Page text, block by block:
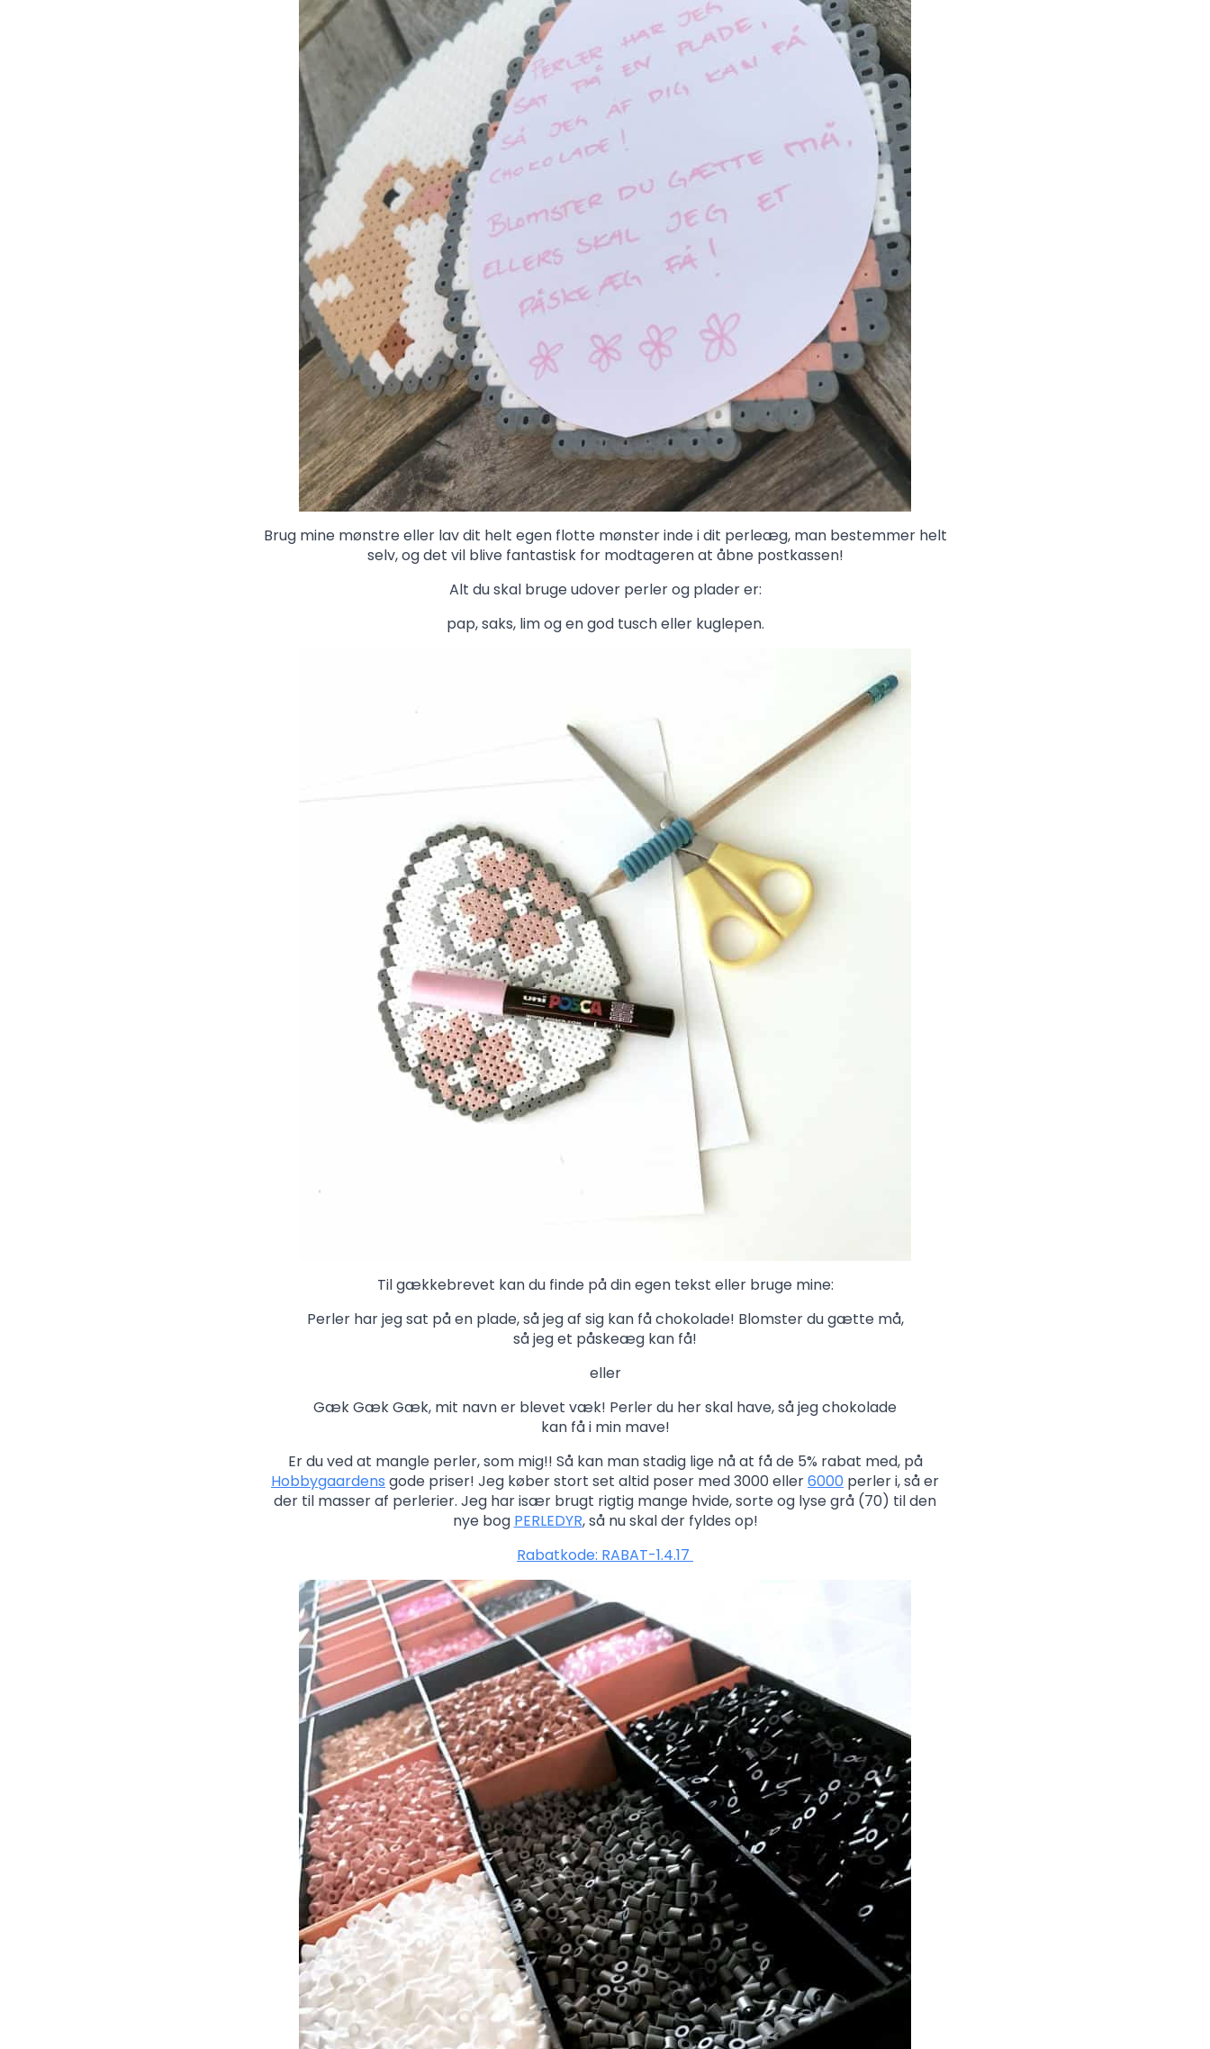
Brug mine mønstre eller lav dit helt egen flotte mønster inde i dit perleæg, man bestemmer helt
selv, og det vil blive fantastisk for modtageren at åbne postkassen!
Alt du skal bruge udover perler og plader er:
pap, saks, lim og en god tusch eller kuglepen.
Til gækkebrevet kan du finde på din egen tekst eller bruge mine:
Perler har jeg sat på en plade, så jeg af sig kan få chokolade! Blomster du gætte må,
så jeg et påskeæg kan få!
eller
Gæk Gæk Gæk, mit navn er blevet væk! Perler du her skal have, så jeg chokolade
kan få i min mave!
Er du ved at mangle perler, som mig!! Så kan man stadig lige nå at få de 5% rabat med, på
Hobbygaardens gode priser! Jeg køber stort set altid poser med 3000 eller6000 perler i, så er
der til masser af perlerier. Jeg har især brugt rigtig mange hvide, sorte og lyse grå (70) til den
nye bog PERLEDYR, så nu skal der fyldes op!
Rabatkode: RABAT-1.4.17